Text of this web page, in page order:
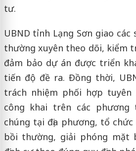
tư.
UBND tỉnh Lạng Sơn giao các
thường xuyên theo dõi, kiểm
đảm bảo dự án được triển
tiến độ đề ra. Đồng thời,
trách nhiệm phối hợp tuyên
công khai trên các
chúng tại địa phương, tổ
bồi thường, giải phóng mặt